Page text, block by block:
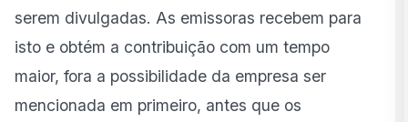
serem divulgadas. As emissoras recebem para
isto e obtém a contribuição com um tempo
maior, fora a possibilidade da empresa ser
mencionada em primeiro, antes que os